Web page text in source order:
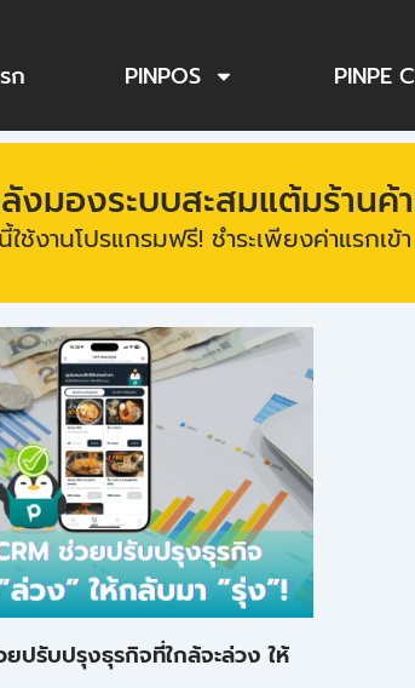
ก PINPOS PINPE
มองระบบสะสมแต้มร้านค้
ช้งานโปรแกรมฟรี! ชำระเพียงค่าแรกเข้
ยปรับปรุงธุรกิจที่ใกล้จะล่วง ให้